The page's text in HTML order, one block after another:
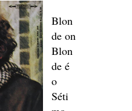
Blon
de on
Blon
de é
o
Séti